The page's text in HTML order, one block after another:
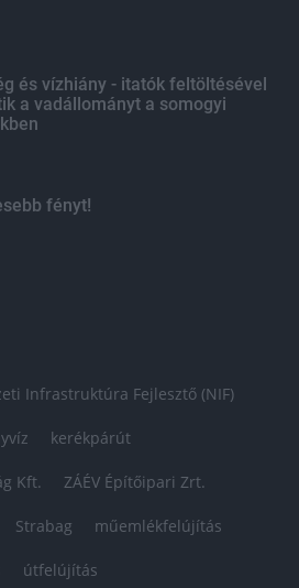
és vízhiány - itatók feltöltésével
a vadállományt a somogyi
fényt!
Infrastruktúra Fejlesztő (NIF)
kerékpárút
Kft. ZÁÉV Építőipari Zrt.
Strabag műemlékfelújítás
útfelújítás